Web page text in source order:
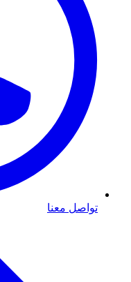
تواصل معنا